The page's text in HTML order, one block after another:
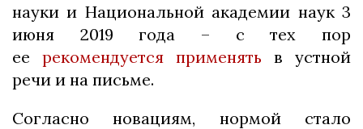
науки и Национальной академии наук 3
июня 2019 года – с тех пор
ее рекомендуется применять в устной
речи и на письме.
Согласно новациям, нормой стало